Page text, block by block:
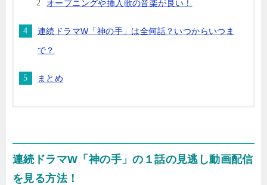
オープニングや挿入歌の音楽が良い！
連続ドラマW「神の手」は全何話？いつからいつま
で？
まとめ
連続ドラマW「神の手」の１話の見逃し動画配信
を見る方法！